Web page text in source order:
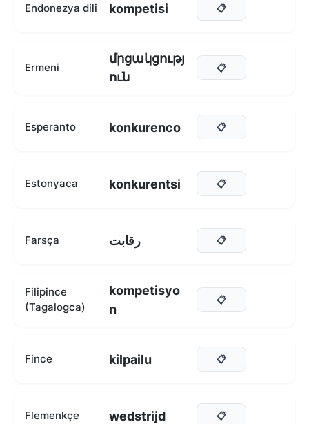
Endonezya dili kompetisi 📋
Ermeni
մրցակցությ
ուն
📋
Esperanto konkurenco 📋
Estonyaca konkurentsi 📋
Farsça رقابت 📋
Filipince
(Tagalogca)
kompetisyo
n
📋
Fince kilpailu 📋
Flemenkçe wedstrijd 📋